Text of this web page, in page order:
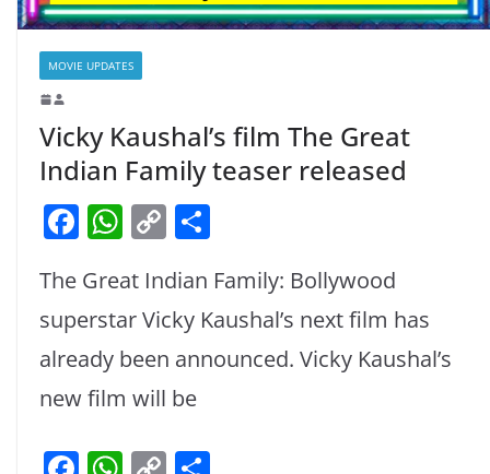
MOVIE UPDATES
Vicky Kaushal’s film The Great
Indian Family teaser released
F
c
e
b
o
W
at
s
A
p
C
p
y
Li
n
ar
e
The Great Indian Family: Bollywood
superstar Vicky Kaushal’s next film has
already been announced. Vicky Kaushal’s
new film will be